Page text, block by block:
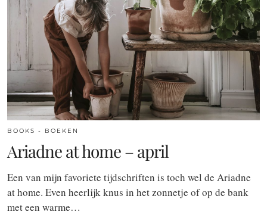
BOOKS - BOEKEN
Ariadne at home – april
Een van mijn favoriete tijdschriften is toch wel de Ariadne
at home. Even heerlijk knus in het zonnetje of op de bank
met een warme…